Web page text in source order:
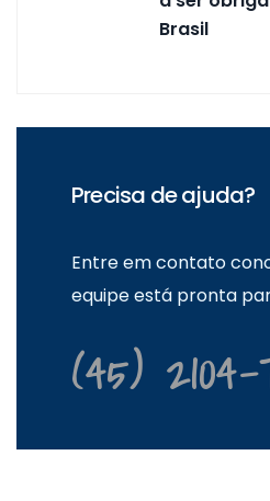
Brasil
Precisa de ajuda?
Entre em contato
equipe está pronta
(45) 2104-